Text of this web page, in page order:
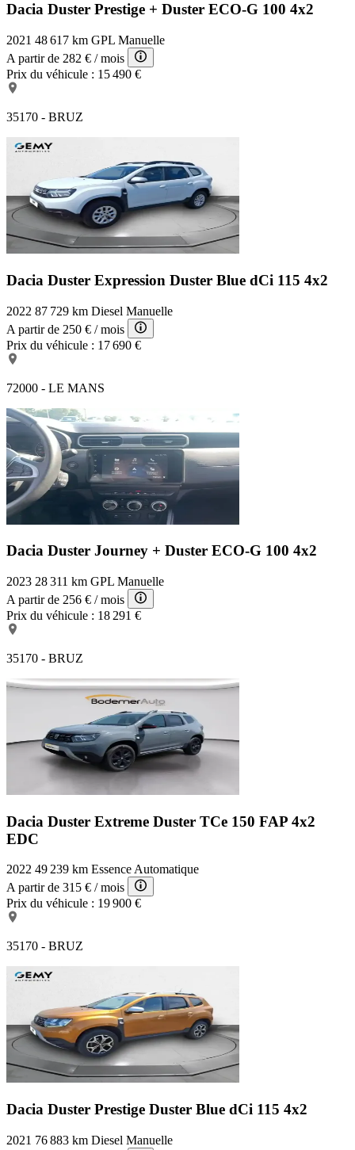
Dacia Duster Prestige + Duster ECO-G 100 4x2
2021 48 617 km GPL Manuelle
A partir de 282 € / mois
Prix du véhicule : 15 490 €
35170 - BRUZ
Dacia Duster Expression Duster Blue dCi 115 4x2
2022 87 729 km Diesel Manuelle
A partir de 250 € / mois
Prix du véhicule : 17 690 €
72000 - LE MANS
Dacia Duster Journey + Duster ECO-G 100 4x2
2023 28 311 km GPL Manuelle
A partir de 256 € / mois
Prix du véhicule : 18 291 €
35170 - BRUZ
Dacia Duster Extreme Duster TCe 150 FAP 4x2
EDC
2022 49 239 km Essence Automatique
A partir de 315 € / mois
Prix du véhicule : 19 900 €
35170 - BRUZ
Dacia Duster Prestige Duster Blue dCi 115 4x2
2021 76 883 km Diesel Manuelle